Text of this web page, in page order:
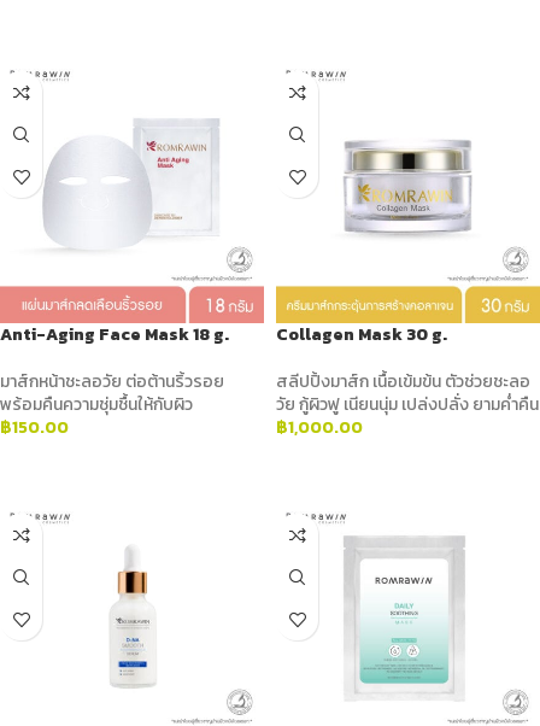
Anti-Aging Face Mask 18 g.
มาส์กหน้าชะลอวัย ต่อต้านริ้วรอย
พร้อมคืนความชุ่มชื้นให้กับผิว
฿150.00
Collagen Mask 30 g.
สลีปปิ้งมาส์ก เนื้อเข้มข้น ตัวช่วยชะลอ
วัย กู้ผิวฟู เนียนนุ่ม เปล่งปลั่ง ยามค่ำคืน
฿1,000.00